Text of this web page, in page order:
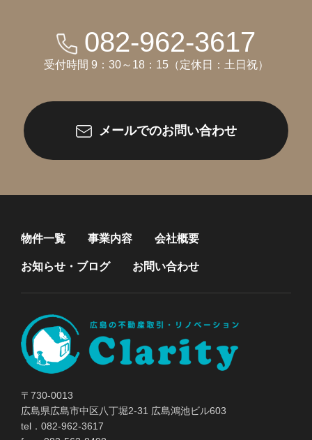
082-962-3617
受付時間 9：30～18：15（定休日：土日祝）
メールでのお問い合わせ
物件一覧 事業内容 会社概要
お知らせ・ブログ お問い合わせ
〒730-0013
広島県広島市中区八丁堀2-31 広島鴻池ビル603
tel．082-962-3617